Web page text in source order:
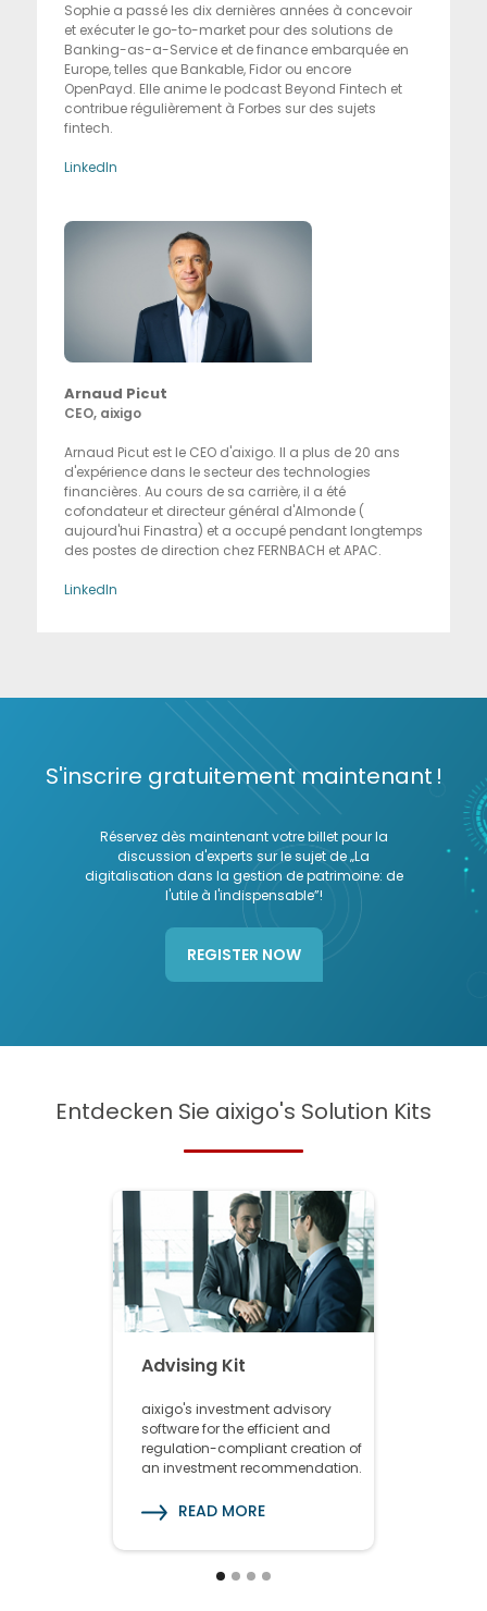
Sophie a passé les dix dernières années à concevoir
et exécuter le go-to-market pour des solutions de
Banking-as-a-Service et de finance embarquée en
Europe, telles que Bankable, Fidor ou encore
OpenPayd. Elle anime le podcast Beyond Fintech et
contribue régulièrement à Forbes sur des sujets
fintech.
LinkedIn
Arnaud Picut
CEO, aixigo
Arnaud Picut est le CEO d'aixigo. Il a plus de 20 ans
d'expérience dans le secteur des technologies
financières. Au cours de sa carrière, il a été
cofondateur et directeur général d'Almonde (
aujourd'hui Finastra) et a occupé pendant longtemps
des postes de direction chez FERNBACH et APAC.
LinkedIn
S'inscrire gratuitement maintenant !
Réservez dès maintenant votre billet pour la
discussion d'experts sur le sujet de „La
digitalisation dans la gestion de patrimoine: de
l'utile à l'indispensable”!
REGISTER NOW
Entdecken Sie aixigo's Solution Kits
Advising Kit
aixigo's investment advisory
software for the efficient and
regulation-compliant creation of
an investment recommendation.
READ MORE